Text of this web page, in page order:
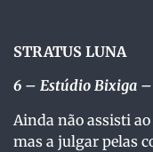
STRATUS LUNA
6 – Estúdio Bixiga –
Ainda não assisti
mas a julgar pelas